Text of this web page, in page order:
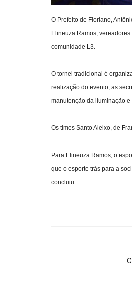
O Prefeito de Floriano,
Elineuza Ramos,
comunidade L3.
O tornei tradicional é
realização do evento, as
manutenção da iluminação e
Os times Santo Aleixo, de
Para Elineuza Ramos, o
que o esporte trás para a
concluiu.